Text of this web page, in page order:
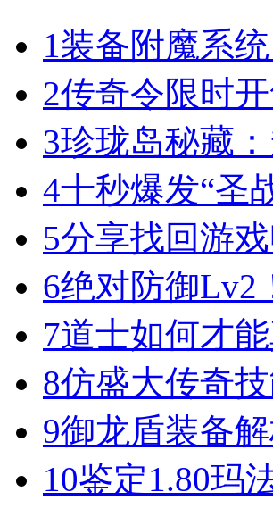
1装备附魔系
2传奇令限时
3珍珑岛秘藏
4十秒爆发“圣
5分享找回游
6绝对防御Lv2
7道士如何才
8仿盛大传奇
9御龙盾装备
10鉴定1.80玛